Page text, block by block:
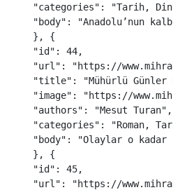
"categories" : "Tarih, Din
"body" : "Anadolu’nun
},
{
"id " : 44,
"url " : "https://
"title" : "Mühürlü Günler
"image" : "https://
"authors" : "Mesut Turan" ,
"categories" : "Roman,
"body" : "Olaylar o kadar
},
{
"id " : 45,
"url " : "https://